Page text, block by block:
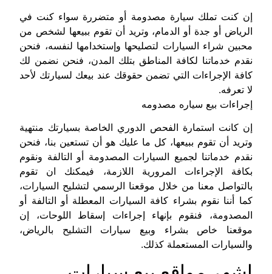
إن كنت تملك سيارة مصدومة أو متضررة سواء كنت في
الرياض أو جدة أو الدمام، وتريد أن تقوم ببيعها لشخص من
محبين شراء السيارات لتصليحها وإستخدامها لنفسه، فنحن
نقدم خدماتنا لكافة المناطق بتلك المدن، فنحن نضمن لك
كافة الإجراءات التي تضمن حقوقك عند بيعك لسيارتك لأحد
لا تعرفه.
إجراءات بيع سياره مصدومه
إن كانت استمارة الفحص الدوري الخاصة بسيارتك منتهية
وتريد أن تقوم ببيعها، كل ما عليك هو أن تستعين بنا، فنحن
نقدم خدماتنا لجميع السيارات المصدومة أو التالفة ونقوم
بكافة الإجراءات المرورية اللازمة، فيمكنك ان تقوم
بالتواصل معنا من خلال موقعنا الرسمي لتشليح السيارات،
كما أننا نقوم بشراء كافة السيارات المعطلة أو التالفة أو
المصدومة، فنقوم بإنهاء إجراءات إسقاط اللوحات، إن
موقعنا خاص بشراء وبيع سيارات التشليح بالرياض،
والسيارات المستعملة كذلك.